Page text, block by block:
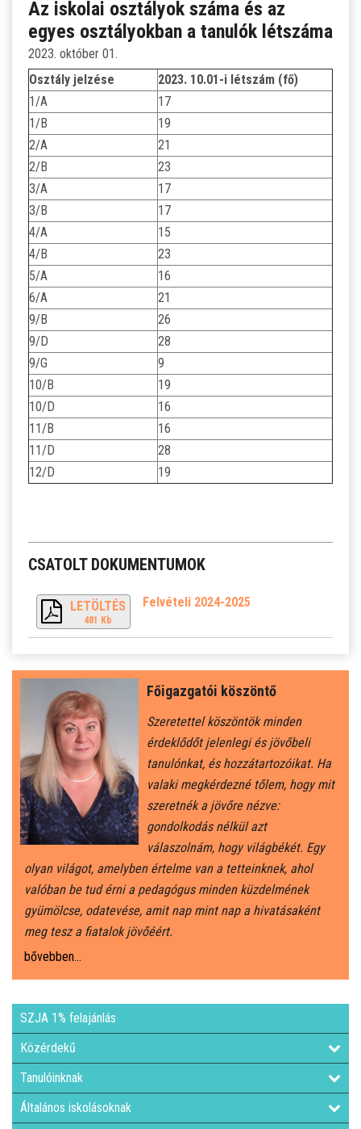
Főigazgatói köszöntő
Szeretettel köszöntök minden
érdeklődőt jelenlegi és jövőbeli
tanulónkat, és hozzátartozóikat. Ha
valaki megkérdezné tőlem, hogy mit
szeretnék a jövőre nézve:
gondolkodás nélkül azt
válaszolnám, hogy világbékét. Egy
olyan világot, amelyben értelme van a tetteinknek, ahol
valóban be tud érni a pedagógus minden küzdelmének
gyümölcse, odatevése, amit nap mint nap a hivatásaként
meg tesz a fiatalok jövőéért.
bővebben...
SZJA 1% felajánlás
Közérdekű
Tanulóinknak
Általános iskolásoknak
Az iskolai osztályok száma és az
egyes osztályokban a tanulók létszáma
2023. október 01.
Osztály jelzése
2023. 10.01-i létszám (fő)
1/A
17
1/B
19
2/A
21
2/B
23
3/A
17
3/B
17
4/A
15
4/B
23
5/A
16
6/A
21
9/B
26
9/D
28
9/G
9
10/B
19
10/D
16
11/B
16
11/D
28
12/D
19
CSATOLT DOKUMENTUMOK
LETÖLTÉS
481 Kb
Felvételi 2024-2025